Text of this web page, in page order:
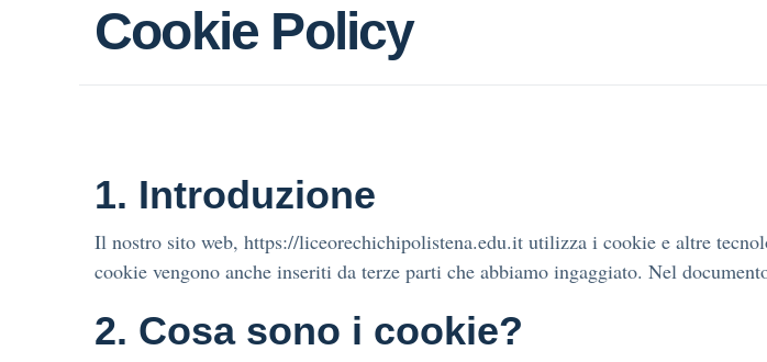
Cookie Policy
1. Introduzione
Il nostro sito web, https://liceorechichipolistena.edu.it utilizza i cookie e altre
cookie vengono anche inseriti da terze parti che abbiamo ingaggiato. Nel
2. Cosa sono i cookie?